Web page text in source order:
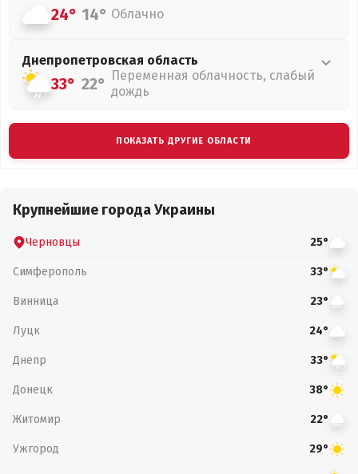
24° 14° Облачно
Днепропетровская область
33° 22° Переменная облачность, слабый
дождь
ПОКАЗАТЬ ДРУГИЕ ОБЛАСТИ
Крупнейшие города Украины
Черновцы 25°
Симферополь 33°
Винница 23°
Луцк 24°
Днепр 33°
Донецк 38°
Житомир 22°
Ужгород 29°